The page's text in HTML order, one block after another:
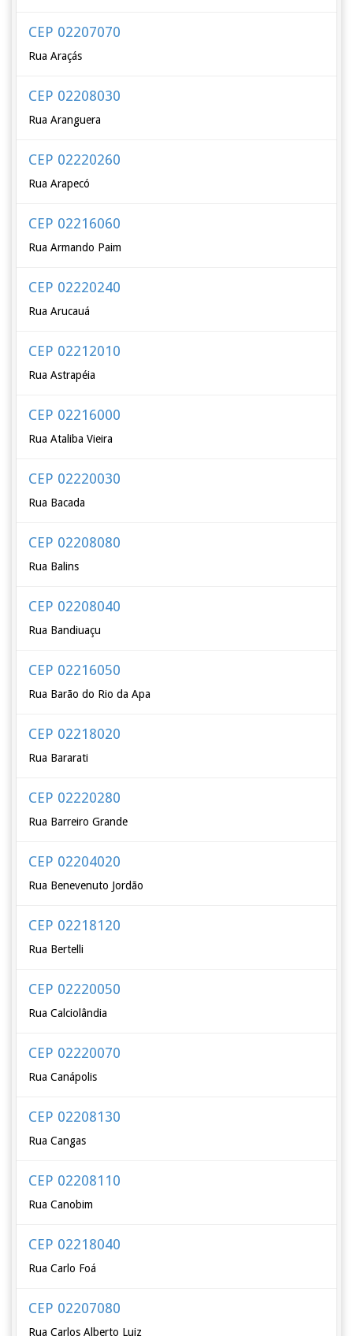
CEP 02207070
Rua Araçás
CEP 02208030
Rua Aranguera
CEP 02220260
Rua Arapecó
CEP 02216060
Rua Armando Paim
CEP 02220240
Rua Arucauá
CEP 02212010
Rua Astrapéia
CEP 02216000
Rua Ataliba Vieira
CEP 02220030
Rua Bacada
CEP 02208080
Rua Balins
CEP 02208040
Rua Bandiuaçu
CEP 02216050
Rua Barão do Rio da Apa
CEP 02218020
Rua Bararati
CEP 02220280
Rua Barreiro Grande
CEP 02204020
Rua Benevenuto Jordão
CEP 02218120
Rua Bertelli
CEP 02220050
Rua Calciolândia
CEP 02220070
Rua Canápolis
CEP 02208130
Rua Cangas
CEP 02208110
Rua Canobim
CEP 02218040
Rua Carlo Foá
CEP 02207080
Rua Carlos Alberto Luiz